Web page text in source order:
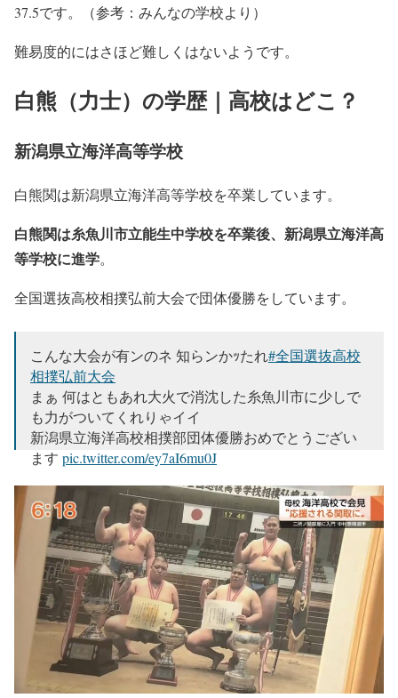
37.5です。（参考：みんなの学校より）
難易度的にはさほど難しくはないようです。
白熊（力士）の学歴｜高校はどこ？
新潟県立海洋高等学校
白熊関は新潟県立海洋高等学校を卒業しています。
白熊関は糸魚川市立能生中学校を卒業後、新潟県立海洋高
等学校に進学。
全国選抜高校相撲弘前大会で団体優勝をしています。
こんな大会が有ンのネ 知らンかｯたれ#全国選抜高校
相撲弘前大会
まぁ 何はともあれ大火で消沈した糸魚川市に少しで
も力がついてくれりゃイイ
新潟県立海洋高校相撲部団体優勝おめでとうござい
ます pic.twitter.com/ey7aI6mu0J
— こばひろ天皇陛下様 (@kobahilo1923)February 4,
2017